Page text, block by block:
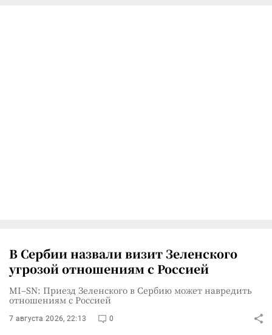
В Сербии назвали визит Зеленского
угрозой отношениям с Россией
MI–SN: Приезд Зеленского в Сербию может навредить
отношениям с Россией
7 августа 2026, 22:13 0